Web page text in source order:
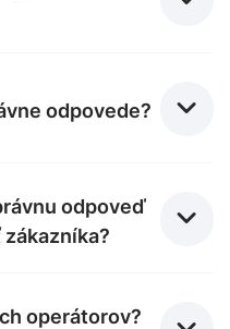
odpovede?
odpoveď
operátorov?